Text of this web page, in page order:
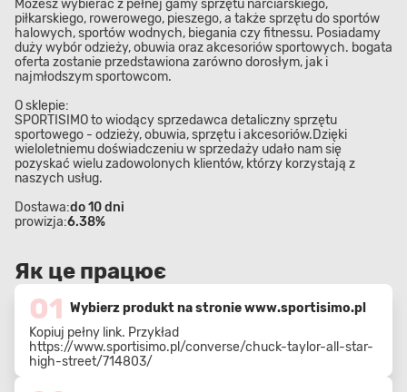
Możesz wybierać z pełnej gamy sprzętu narciarskiego,
piłkarskiego, rowerowego, pieszego, a także sprzętu do sportów
halowych, sportów wodnych, biegania czy fitnessu. Posiadamy
duży wybór odzieży, obuwia oraz akcesoriów sportowych. bogata
oferta zostanie przedstawiona zarówno dorosłym, jak i
najmłodszym sportowcom.
O sklepie:
SPORTISIMO to wiodący sprzedawca detaliczny sprzętu
sportowego - odzieży, obuwia, sprzętu i akcesoriów.Dzięki
wieloletniemu doświadczeniu w sprzedaży udało nam się
pozyskać wielu zadowolonych klientów, którzy korzystają z
naszych usług.
Dostawa:do 10 dni
prowizja:6.38%
Як це працює
01 Wybierz produkt na stronie www.sportisimo.pl
Kopiuj pełny link. Przykład
https://www.sportisimo.pl/converse/chuck-taylor-all-star-
high-street/714803/